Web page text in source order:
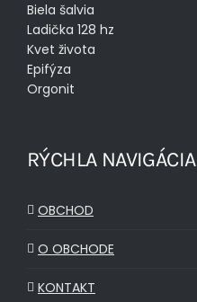
Biela šalvia
Ladička 128 hz
Kvet života
Epifýza
Orgonit
RÝCHLA NAVIGÁCIA
OBCHOD
O OBCHODE
KONTAKT